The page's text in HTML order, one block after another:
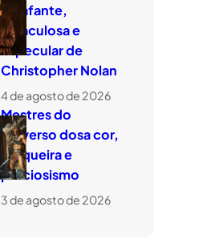
estafante,
miraculosa e
especular de
Christopher Nolan
4 de agosto de 2026
Mestres do
Universo dosa cor,
tosqueira e
preciosismo
3 de agosto de 2026